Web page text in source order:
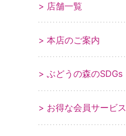
> 店舗一覧
> 本店のご案内
> ぶどうの森のSDGs
> お得な会員サービス